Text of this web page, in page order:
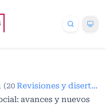
(2025) /
Revisiones y disertaciones
avances y nuevos